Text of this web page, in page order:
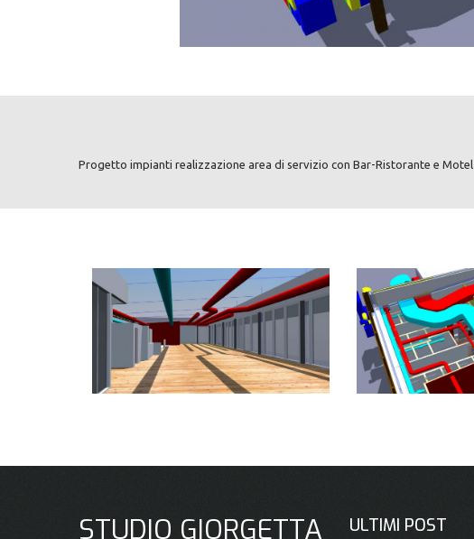
Progetto impianti realizzazione area di servizio con Bar-Ristorante e Motel
STUDIO GIORGETTA ULTIMI POST